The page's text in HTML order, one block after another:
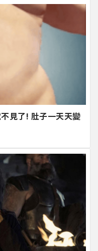
見了! 肚子一天天變